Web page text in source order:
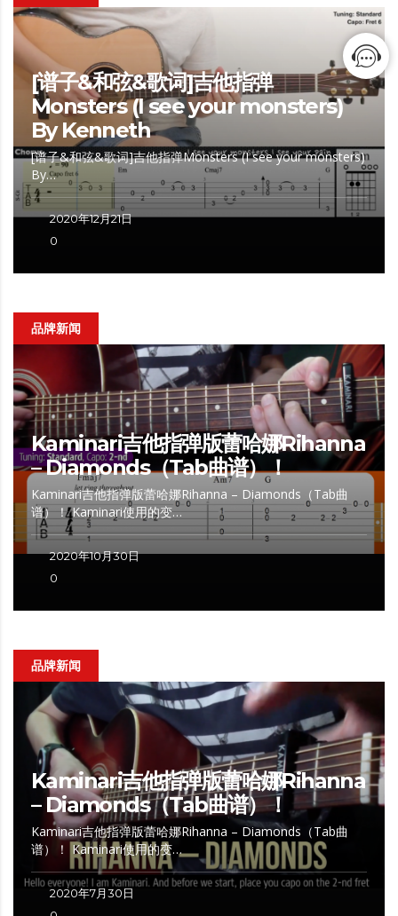
[谱子&和弦&歌词]吉他指弹
Monsters (I see your monsters)
By Kenneth
[谱子&和弦&歌词]吉他指弹Monsters (I see your monsters)
By…
2020年12月21日
0
品牌新闻
Kaminari吉他指弹版蕾哈娜Rihanna
– Diamonds（Tab曲谱）！
Kaminari吉他指弹版蕾哈娜Rihanna – Diamonds（Tab曲
谱）！ Kaminari使用的变…
2020年10月30日
0
品牌新闻
Kaminari吉他指弹版蕾哈娜Rihanna
– Diamonds（Tab曲谱）！
Kaminari吉他指弹版蕾哈娜Rihanna – Diamonds（Tab曲
谱）！ Kaminari使用的变…
2020年7月30日